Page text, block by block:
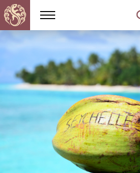
Show
menu